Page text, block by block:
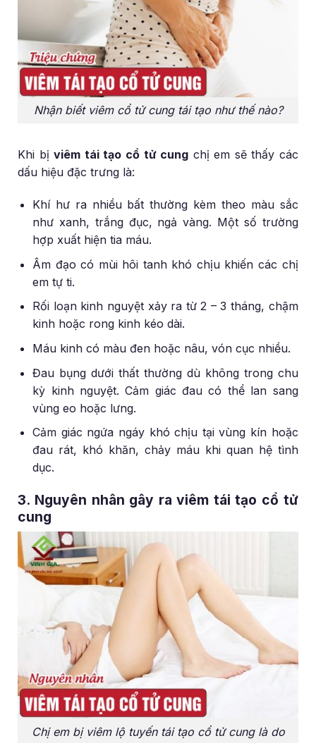
Nhận biết viêm cổ tử cung tái tạo như thế nào?
Khi bịviêm tái tạo cổ tử cung chị em sẽ thấy các
dấu hiệu đặc trưng là:
Khí hư ra nhiều bất thường kèm theo màu sắc
như xanh, trắng đục, ngả vàng. Một số trường
hợp xuất hiện tia máu.
Âm đạo có mùi hôi tanh khó chịu khiến các chị
em tự ti.
Rối loạn kinh nguyệt xảy ra từ 2 – 3 tháng, chậm
kinh hoặc rong kinh kéo dài.
Máu kinh có màu đen hoặc nâu, vón cục nhiều.
Đau bụng dưới thất thường dù không trong chu
kỳ kinh nguyệt. Cảm giác đau có thể lan sang
vùng eo hoặc lưng.
Cảm giác ngứa ngáy khó chịu tại vùng kín hoặc
đau rát, khó khăn, chảy máu khi quan hệ tình
dục.
3. Nguyên nhân gây ra viêm tái tạo cổ tử
cung
Chị em bị viêm lộ tuyến tái tạo cổ tử cung là do